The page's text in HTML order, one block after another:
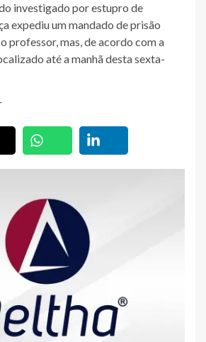
investigado por estupro de
expediu um mandado de prisão
professor, mas, de acordo com a
até a manhã desta sexta-